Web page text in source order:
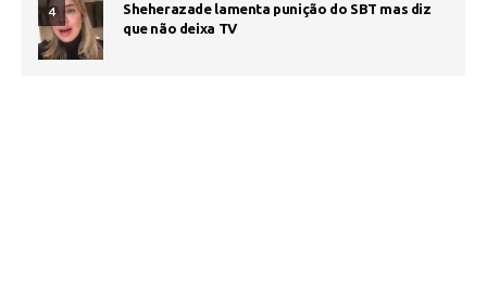
4
Sheherazade lamenta punição do SBT mas diz
que não deixa TV